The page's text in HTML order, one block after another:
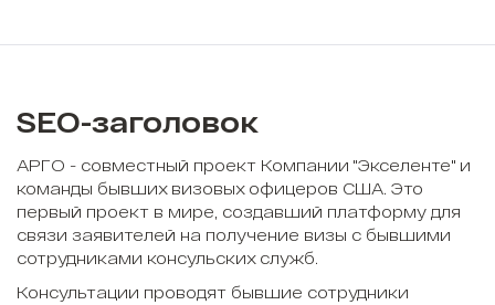
SEO-заголовок
АРГО - совместный проект Компании "Экселенте" и
команды бывших визовых офицеров США. Это
первый проект в мире, создавший платформу для
связи заявителей на получение визы с бывшими
сотрудниками консульских служб.
Консультации проводят бывшие сотрудники